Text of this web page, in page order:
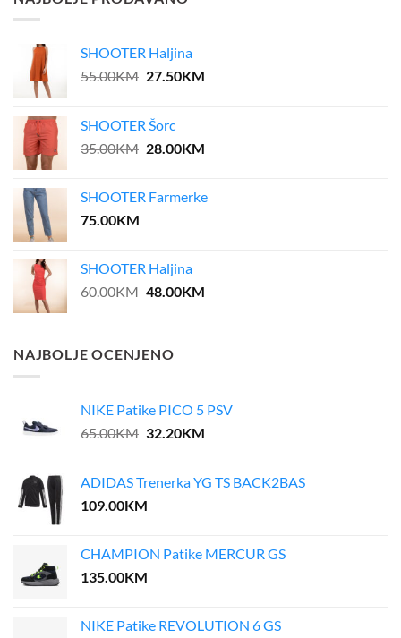
SHOOTER Haljina
55.00KM Original
55.00KM.
27.50KMCurrent
SHOOTER Šorc
35.00KM Original
35.00KM.
28.00KMCurrent
28.00KM.
SHOOTER Farmerke
75.00KM
SHOOTER Haljina
60.00KM Original
60.00KM.
48.00KMCurrent
NAJBOLJE OCENJENO
NIKE Patike PICO 5 PSV
65.00KM Original
65.00KM.
32.20KMCurrent
32.20KM.
ADIDAS Trenerka YG TS BACK2BAS
109.00KM
CHAMPION Patike MERCUR GS
135.00KM
NIKE Patike REVOLUTION 6 GS